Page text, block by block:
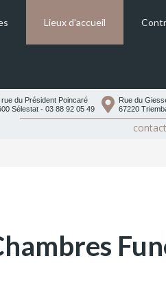
Lieux d'accueil
Chambres Funéraires
Salles de cérémonie
rue du Président Poincaré
Sélestat - 03 88 92 05 49
Rue du
67220